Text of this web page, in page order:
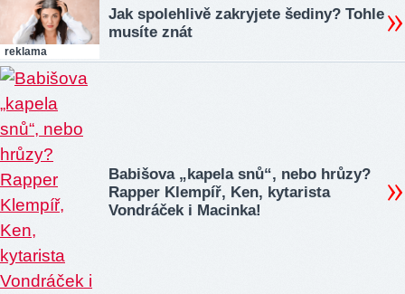
reklama
Jak spolehlivě zakryjete šediny? Tohle
musíte znát
Babišova „kapela snů“, nebo hrůzy?
Rapper Klempíř, Ken, kytarista
Vondráček i Macinka!